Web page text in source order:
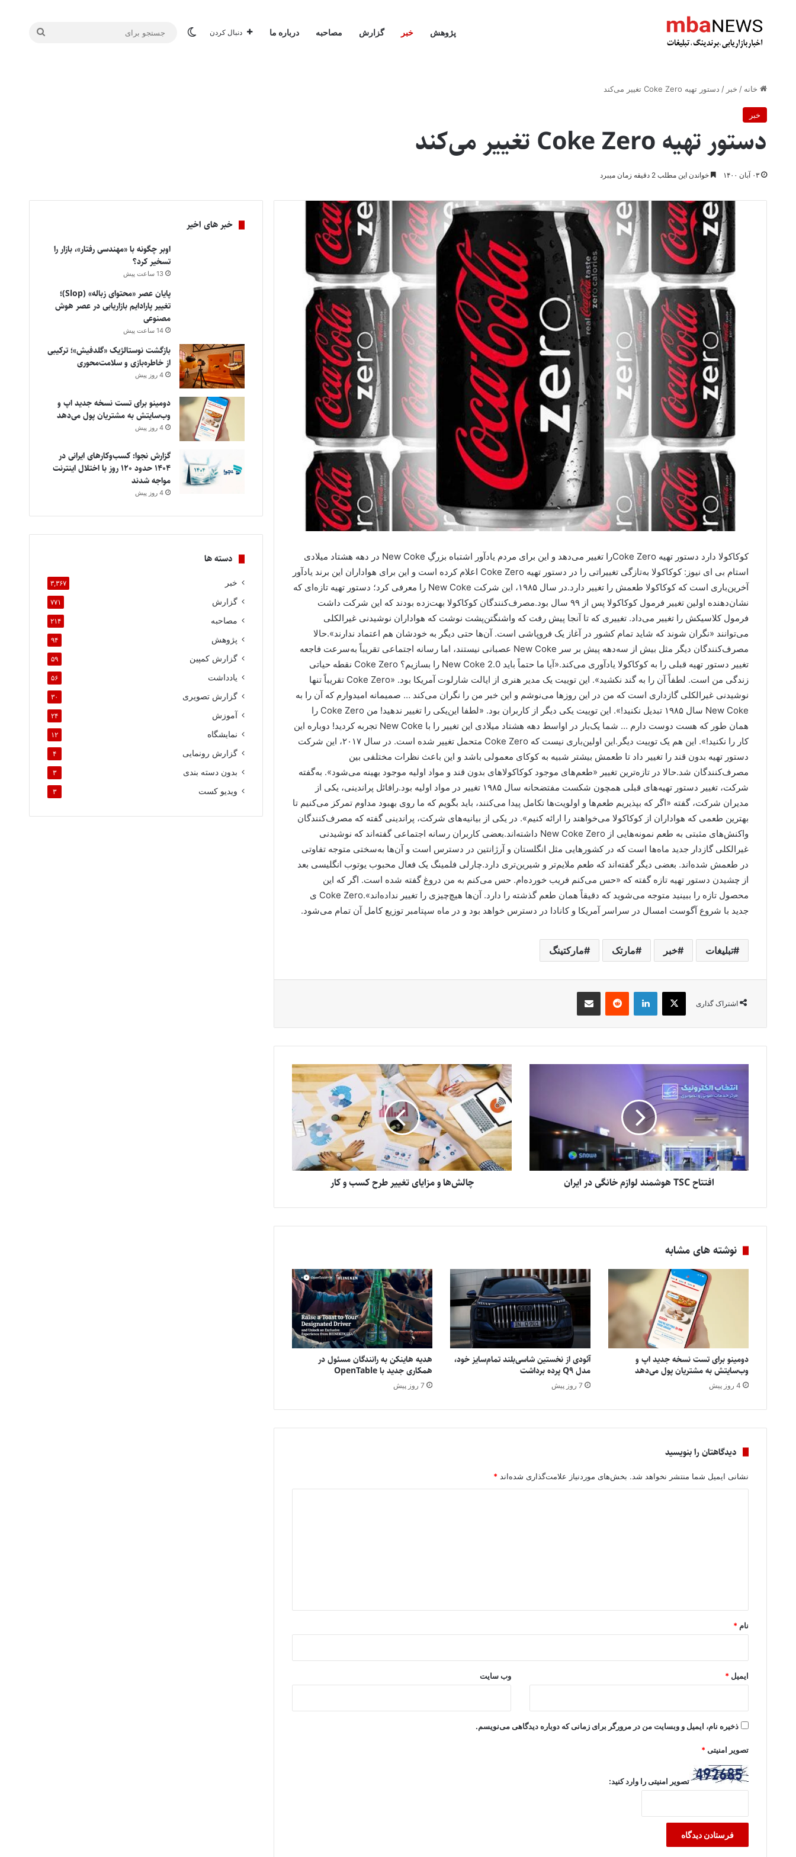
پژوهش خبر گزارش مصاحبه درباره ما دنبال کردن تغییر پوسته
جستجو
خانه / خبر / دستور تهیه Coke Zero تغییر می‌کند
خبر
دستور تهیه Coke Zero تغییر می‌کند
۰۳ آبان ۱۴۰۰ خواندن این مطلب 2 دقیقه زمان میبرد
کوکاکولا دارد دستور تهیه Coke Zeroرا تغییر می‌دهد و این برای مردم یادآور اشتباه بزرگِ New Coke در دهه هشتاد میلادی
استام بی ای نیوز: کوکاکولا به‌تازگی تغییراتی را در دستور تهیه Coke Zero اعلام کرده است و این برای هواداران این برند یادآور
آخرین‌باری است که کوکاکولا طعمش را تغییر دارد.در سال ۱۹۸۵، این شرکت New Coke را معرفی کرد؛ دستور تهیه تازه‌ای که
نشان‌دهنده اولین تغییر فرمول کوکاکولا پس از ۹۹ سال بود.مصرف‌کنندگان کوکاکولا بهت‌زده بودند که این شرکت داشت
فرمول کلاسیکش را تغییر می‌داد. تغییری که تا آنجا پیش رفت که واشنگتن‌پشت نوشت که هواداران نوشیدنی غیرالکلی
می‌توانند «نگران شوند که شاید تمام کشور در آغاز یک فروپاشی است. آن‌ها حتی دیگر به خودشان هم اعتماد ندارند».حالا
مصرف‌کنندگان دیگر مثل بیش از سه‌دهه پیش بر سر New Coke عصبانی نیستند، اما رسانه اجتماعی تقریباً به‌سرعت فاجعه
تغییر دستور تهیه قبلی را به کوکاکولا یادآوری می‌کند.«آیا ما حتماً باید New Coke 2.0 را بسازیم؟ Coke Zero نقطه حیاتی
زندگی من است. لطفاً آن را به گند نکشید». این توییت یک مدیر هنری از ایالت شارلوت آمریکا بود. «Coke Zero تقریباً تنها
نوشیدنی غیرالکلی گازداری است که من در این روزها می‌نوشم و این خبر من را نگران می‌کند … صمیمانه امیدوارم که آن را به
New Coke سال ۱۹۸۵ تبدیل نکنید!». این توییت یکی دیگر از کاربران بود. «لطفا این‌یکی را تغییر ندهید! من Coke Zero را
همان‌ طور که هست دوست دارم … شما یک‌بار در اواسط دهه هشتاد میلادی این تغییر را با New Coke تجربه کردید! دوباره این
کار را نکنید!». این هم یک توییت دیگر.این اولین‌باری نیست که Coke Zero متحمل تغییر شده است. در سال ۲۰۱۷، این شرکت
دستور تهیه بدون قند را تغییر داد تا طعمش بیشتر شبیه به کوکای معمولی باشد و این باعث نظرات مختلفی بین
مصرف‌کنندگان شد.حالا در تازه‌ترین تغییر «طعم‌های موجود کوکاکولاهای بدون قند و مواد اولیه موجود بهینه می‌شود». به‌گفته
شرکت، تغییر دستور تهیه‌های قبلی همچون شکست مفتضحانه سال ۱۹۸۵ تغییر در مواد اولیه بود.رافائل پراندینی، یکی از
مدیران شرکت، گفته «اگر که بپذیریم طعم‌ها و اولویت‌ها تکامل پیدا می‌کنند، باید بگویم که ما روی بهبود مداوم تمرکز می‌کنیم تا
بهترین طعمی که هواداران از کوکاکولا می‌خواهند را ارائه کنیم». در یکی از بیانیه‌های شرکت، پراندینی گفته که مصرف‌کنندگان
واکنش‌های مثبتی به طعم نمونه‌هایی از New Coke Zero داشته‌اند.بعضی کاربران رسانه اجتماعی گفته‌اند که نوشیدنی
غیرالکلی گازدار جدید ماه‌ها است که در کشورهایی مثل انگلستان و آرژانتین در دسترس است و آن‌ها به‌سختی متوجه تفاوتی
در طعمش شده‌اند. بعضی دیگر گفته‌اند که طعم ملایم‌تر و شیرین‌تری دارد.چارلی فلمینگ یک فعال محبوب یوتوب انگلیسی بعد
از چشیدن دستور تهیه تازه گفته که «حس می‌کنم فریب خورده‌ام. حس می‌کنم به من دروغ گفته شده است. اگر که این
محصول تازه را ببینید متوجه می‌شوید که دقیقاً همان طعم گذشته را دارد. آن‌ها هیچ‌چیزی را تغییر نداده‌اند».Coke Zero ی
جدید با شروع آگوست امسال در سراسر آمریکا و کانادا در دسترس خواهد بود و در ماه سپتامبر توزیع کامل آن تمام می‌شود.
تبلیغات خبر مارتک مارکتینگ
اشتراک گذاری
X لینکدین ‫رددیت اشتراک گذاری از طریق ایمیل
افتتاح TSC هوشمند لوازم خانگی در ایران چالش‌ها و مزایای تغییر طرح کسب و کار
نوشته های مشابه
دومینو برای تست نسخه جدید اپ و
وب‌سایتش به مشتریان پول می‌دهد
4 روز پیش
آئودی از نخستین شاسی‌بلند تمام‌سایز خود،
مدل Q9 پرده برداشت
7 روز پیش
هدیه هاینکن به رانندگان مسئول در
همکاری جدید با OpenTable
7 روز پیش
دیدگاهتان را بنویسید
نشانی ایمیل شما منتشر نخواهد شد. بخش‌های موردنیاز علامت‌گذاری شده‌اند *
نام *
ایمیل * وب‌ سایت
ذخیره نام، ایمیل و وبسایت من در مرورگر برای زمانی که دوباره دیدگاهی می‌نویسم.
تصویر امنیتی*
تصویر امنیتی را وارد کنید:
خبر های اخیر
اوبر چگونه با «مهندسی رفتار»، بازار را
تسخیر کرد؟
13 ساعت پیش
پایان عصر «محتوای زباله» (Slop)؛
تغییر پارادایم بازاریابی در عصر هوش
مصنوعی
14 ساعت پیش
بازگشت نوستالژیک «گلدفیش»؛ ترکیبی
از خاطره‌بازی و سلامت‌محوری
4 روز پیش
دومینو برای تست نسخه جدید اپ و
وب‌سایتش به مشتریان پول می‌دهد
4 روز پیش
گزارش نجوا: کسب‌وکارهای ایرانی در
۱۴۰۴ حدود ۱۲۰ روز با اختلال اینترنت
مواجه شدند
4 روز پیش
دسته ها
خبر ۳,۳۶۷
گزارش ۷۷۱
مصاحبه ۲۱۴
پژوهش ۹۴
گزارش کمپین ۵۹
یادداشت ۵۶
گزارش تصویری ۳۰
آموزش ۲۴
نمایشگاه ۱۲
گزارش رونمایی ۴
بدون دسته بندی ۳
ویدیو کست ۳